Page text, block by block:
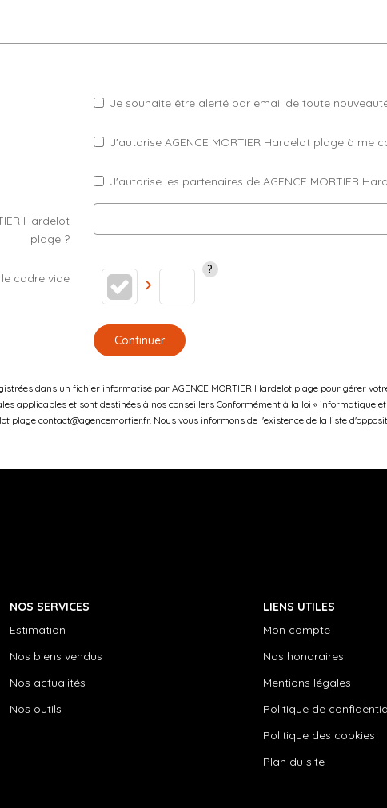
Je souhaite être alerté par email de toute
J'autorise AGENCE MORTIER Hardelot plage à
J'autorise les partenaires de AGENCE MORTIER
Hardelot
plage ?
cadre vide
Continuer
dans un fichier informatisé par AGENCE MORTIER Hardelot plage pour gérer
applicables et sont destinées à nos conseillers Conformément à la loi « informatique
plage contact@agencemortier.fr. Nous vous informons de l'existence de la liste
NOS SERVICES
Estimation
Nos biens vendus
Nos actualités
Nos outils
LIENS UTILES
Mon compte
Nos honoraires
Mentions légales
Politique de
Politique des cookies
Plan du site